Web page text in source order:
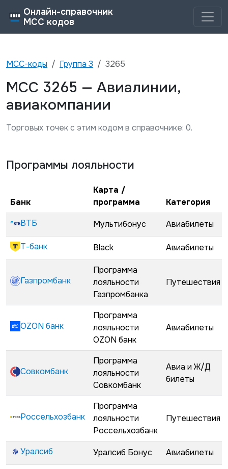
Онлайн-справочник
MCC кодов
MCC-коды Группа 3 3265
MCC 3265 — Авиалинии,
авиакомпании
Торговых точек с этим кодом в справочнике: 0.
Программы лояльности
Банк
Карта /
программа
Категория
ВТБ
Мультибонус Авиабилеты
Т-банк Black Авиабилеты
Газпромбанк
Программа
лояльности
Газпромбанка
Путешествия
OZON банк
Программа
лояльности
OZON банк
Авиабилеты
Совкомбанк
Программа
лояльности
Совкомбанк
Авиа и Ж/Д
билеты
Россельхозбанк
Программа
лояльности
Россельхозбанк
Путешествия
Уралсиб Уралсиб Бонус Авиабилеты